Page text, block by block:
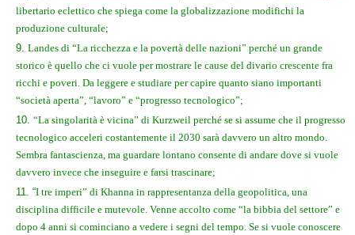
libertario eclettico che spiega come la globalizzazione modifichi la
produzione culturale;
Landes di “La ricchezza e la povertà delle nazioni” perché un grande
storico è quello che ci vuole per mostrare le cause del divario crescente fra
ricchi e poveri. Da leggere e studiare per capire quanto siano importanti
“società aperta”, “lavoro” e “progresso tecnologico”;
“La singolarità è vicina” di Kurzweil perché se si assume che il progresso
tecnologico acceleri costantemente il 2030 sarà davvero un altro mondo.
Sembra fantascienza, ma guardare lontano consente di andare dove si vuole
davvero invece che inseguire e farsi trascinare;
“I tre imperi” di Khanna in rappresentanza della geopolitica, una
disciplina difficile e mutevole. Venne accolto come “la bibbia del settore” e
dopo 4 anni si cominciano a vedere i segni del tempo. Se si vuole conoscere